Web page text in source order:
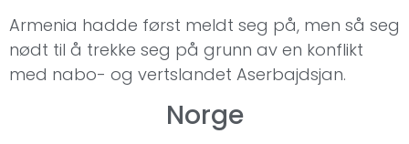
Armenia hadde først meldt seg på, men så seg
nødt til å trekke seg på grunn av en konflikt
med nabo- og vertslandet Aserbajdsjan.
Norge